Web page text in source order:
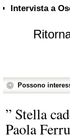
Intervista a
Possono
” Stella
Paola